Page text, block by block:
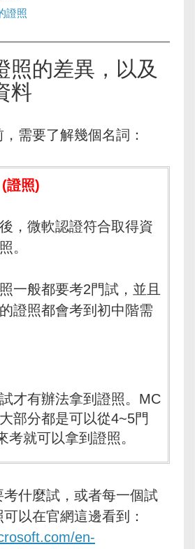
證照
照的差異，以及
料
需要了解幾個名詞：
證照)
，微軟認證符合取得資
。
一般都要考2門試，並且
證照都會考到初中階需
才有辦法拿到證照。MC
部分都是可以從4~5門
考就可以拿到證照。
什麼試，或者每一個試
以在官網這邊看到：
en-